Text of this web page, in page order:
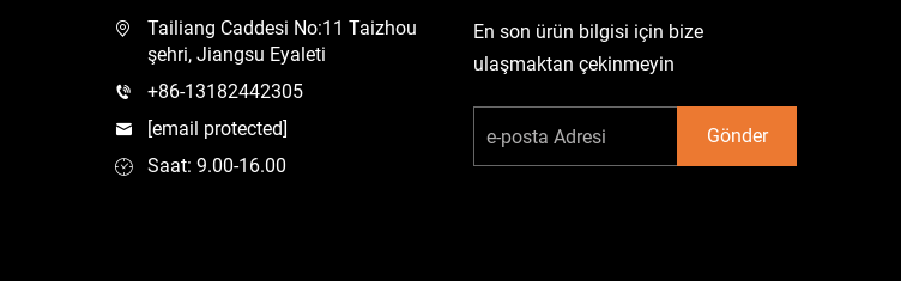
Tailiang Caddesi No:11 Taizhou
şehri, Jiangsu Eyaleti
+86-13182442305
[email protected]
Saat: 9.00-16.00
En son ürün bilgisi için bize
ulaşmaktan çekinmeyin
Gönder